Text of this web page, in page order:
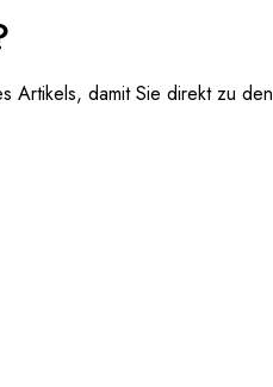
Artikels, damit Sie direkt zu den